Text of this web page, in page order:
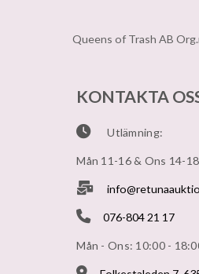
Queens of Trash AB
KONTAKTA
Utlämning:
Mån 11-16 & Ons 14-
076-804 21 17
Mån - Ons: 10:00 -